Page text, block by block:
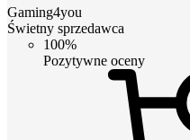
Gaming4you
Świetny sprzedawca
100%
Pozytywne oceny